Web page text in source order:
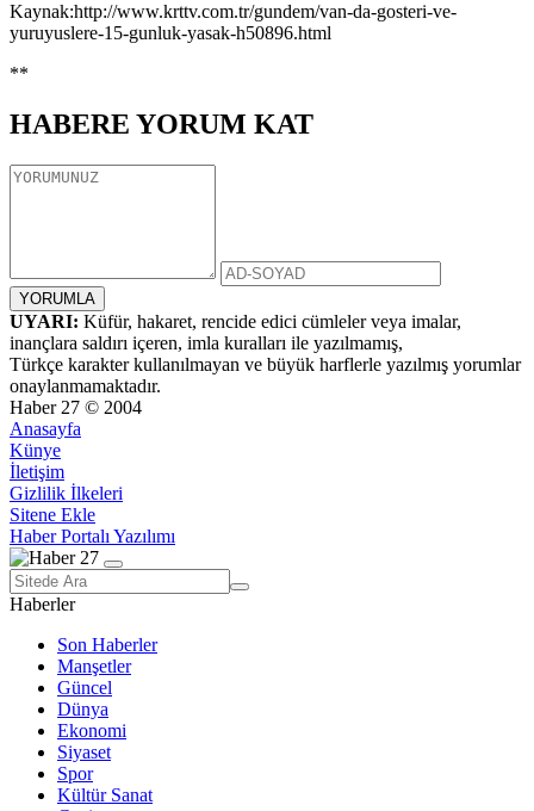
Kaynak:http://www.krttv.com.tr/gundem/van-da-gosteri-ve-
yuruyuslere-15-gunluk-yasak-h50896.html
**
HABERE YORUM KAT
UYARI: Küfür, hakaret, rencide edici cümleler veya imalar,
inançlara saldırı içeren, imla kuralları ile yazılmamış,
Türkçe karakter kullanılmayan ve büyük harflerle yazılmış yorumlar
onaylanmamaktadır.
Haber 27 © 2004
Anasayfa
Künye
İletişim
Gizlilik İlkeleri
Sitene Ekle
Haber Portalı Yazılımı
Haberler
Son Haberler
Manşetler
Güncel
Dünya
Ekonomi
Siyaset
Spor
Kültür Sanat